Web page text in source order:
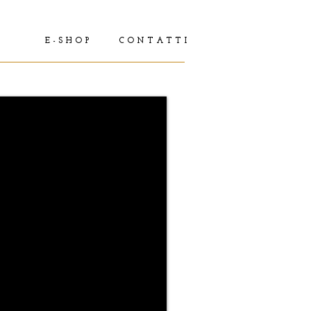
E - S H O P C O N T A T T I